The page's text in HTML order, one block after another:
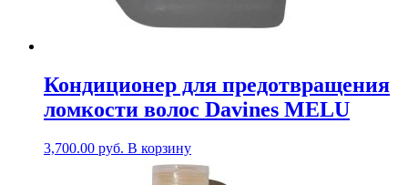
Кондиционер для предотвращения
ломкости волос Davines MELU
3,700.00 руб. В корзину